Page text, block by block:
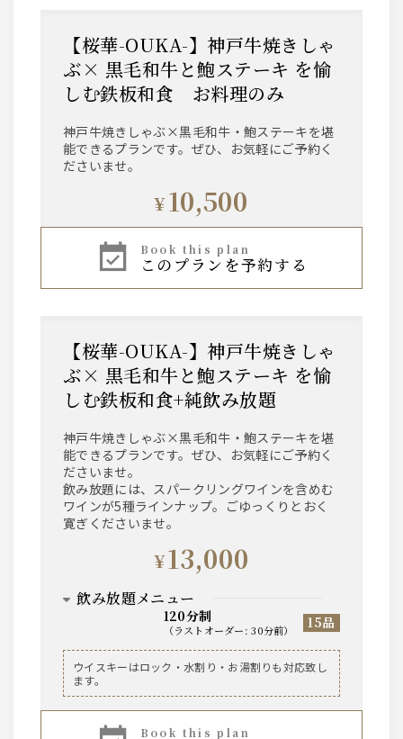
【桜華-OUKA-】神戸牛焼きしゃ
ぶ× 黒毛和牛と鮑ステーキ を愉
しむ鉄板和食 お料理のみ
神戸牛焼きしゃぶ×黒毛和牛・鮑ステーキを堪
能できるプランです。ぜひ、お気軽にご予約く
ださいませ。
¥10,500
book this plan
このプランを予約する
【桜華-OUKA-】神戸牛焼きしゃ
ぶ× 黒毛和牛と鮑ステーキ を愉
しむ鉄板和食+純飲み放題
神戸牛焼きしゃぶ×黒毛和牛・鮑ステーキを堪
能できるプランです。ぜひ、お気軽にご予約く
ださいませ。
飲み放題には、スパークリングワインを含めむ
ワインが5種ラインナップ。ごゆっくりとおく
寛ぎくださいませ。
¥13,000
飲み放題メニュー
120分制
（ ラストオーダー:30分前） 15品
ビール
サントリー・ザ・プレミアム・モルツ 香るエー
ウイスキーはロック・水割り・お湯割りも対応致し
ます。
book this plan